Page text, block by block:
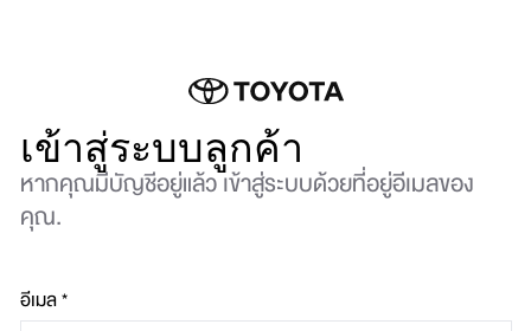
เข้าสู่ระบบลูกค้า
หากคุณมีบัญชีอยู่แล้ว เข้าสู่ระบบด้วยที่อยู่อีเมลของ
คุณ.
อีเมล